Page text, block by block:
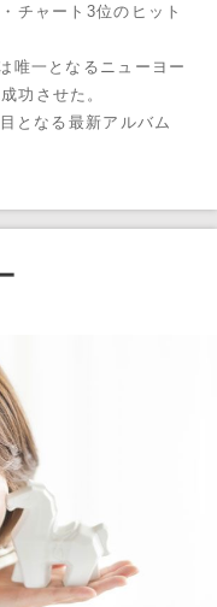
チャート3位のヒット
唯一となるニューヨー
功させた。
となる最新アルバム